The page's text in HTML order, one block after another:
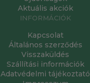
Aktuális akciók
INFORMÁCIÓK
Kapcsolat
Általános szerződés
Visszaküldés
Szállítási információk
Adatvédelmi tájékoztató